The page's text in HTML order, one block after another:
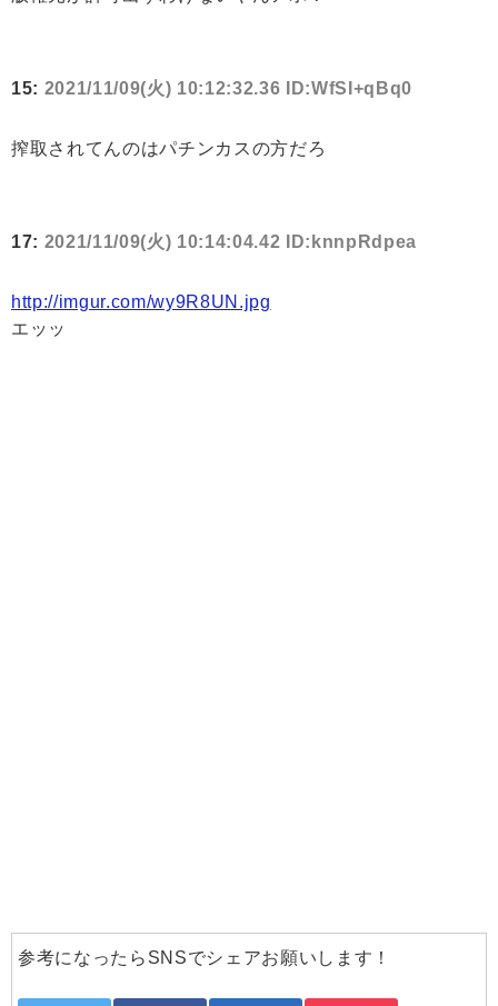
15: 2021/11/09(火) 10:12:32.36 ID:WfSI+qBq0
搾取されてんのはパチンカスの方だろ
17: 2021/11/09(火) 10:14:04.42 ID:knnpRdpea
http://imgur.com/wy9R8UN.jpg
エッッ
参考になったらSNSでシェアお願いします！